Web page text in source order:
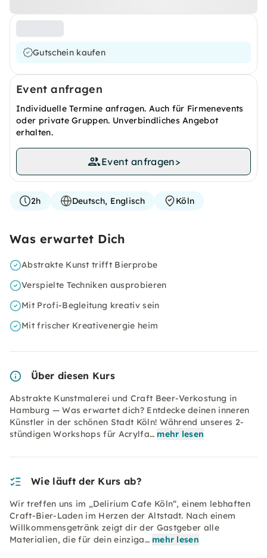
Gutschein kaufen
Event anfragen
Individuelle Termine anfragen. Auch für Firmenevents
oder private Gruppen. Unverbindliches Angebot
erhalten.
Event anfragen>
2h Deutsch, Englisch Köln
Was erwartet Dich
Abstrakte Kunst trifft Bierprobe
Verspielte Techniken ausprobieren
Mit Profi-Begleitung kreativ sein
Mit frischer Kreativenergie heim
Über diesen Kurs
Abstrakte Kunstmalerei und Craft Beer-Verkostung in
Hamburg — Was erwartet dich? Entdecke deinen inneren
Künstler in der schönen Stadt Köln! Während unseres 2-
stündigen Workshops für Acrylfa… mehr lesen
Wie läuft der Kurs ab?
Wir treffen uns im „Delirium Cafe Köln“, einem lebhaften
Craft-Bier-Laden im Herzen der Altstadt. Nach einem
Willkommensgetränk zeigt dir der Gastgeber alle
Materialien, die für dein einziga… mehr lesen